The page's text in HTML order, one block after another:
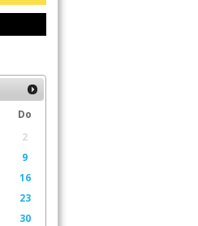
Do
2
9
16
23
30